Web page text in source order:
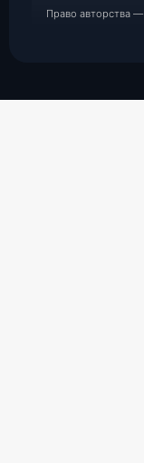
Право авторства